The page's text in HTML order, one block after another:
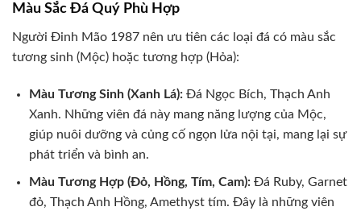
Màu Sắc Đá Quý Phù Hợp
Người Đinh Mão 1987 nên ưu tiên các loại đá có màu sắc
tương sinh (Mộc) hoặc tương hợp (Hỏa):
Màu Tương Sinh (Xanh Lá):Đá Ngọc Bích, Thạch Anh
Xanh. Những viên đá này mang năng lượng của Mộc,
giúp nuôi dưỡng và củng cố ngọn lửa nội tại, mang lại sự
phát triển và bình an.
Màu Tương Hợp (Đỏ, Hồng, Tím, Cam):Đá Ruby, Garnet
đỏ, Thạch Anh Hồng, Amethyst tím. Đây là những viên